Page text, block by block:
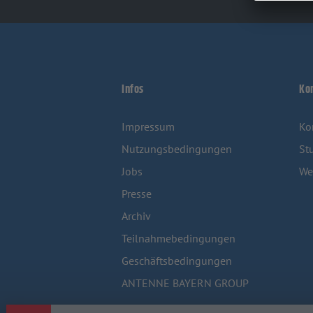
Infos
Impressum
Nutzungsbedingungen
Jobs
Presse
Archiv
Teilnahmebedingungen
Geschäftsbedingungen
ANTENNE BAYERN GROUP